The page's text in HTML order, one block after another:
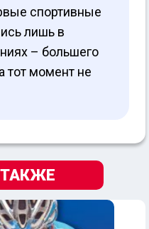
спортивные
лишь в
– большего
тот момент не